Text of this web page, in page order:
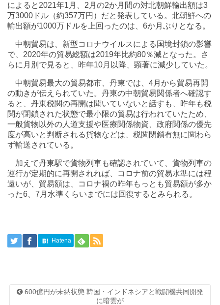
によると2021年1月、2月の2か月間の対北朝鮮輸出額は3
万3000ドル（約357万円）だと発表している。北朝鮮への
輸出額が1000万ドルを上回ったのは、6か月ぶりとなる。
中朝貿易は、新型コロナウイルスによる国境封鎖の影響
で、2020年の貿易総額は2019年比約80％減となった。さ
らに月別で見ると、昨年10月以降、顕著に減少していた。
中朝貿易最大の貿易都市、丹東では、4月から貿易再開
の動きが伝えられていた。丹東の中朝貿易関係者へ確認す
ると、丹東税関の再開は聞いていないと話すも、昨年も税
関が閉鎖された状態で最小限の貿易は行われていたため、
一般貨物以外の人道支援や医療関係物資、政府関係の優先
度が高いと判断される貨物などは、税関閉鎖有無に関わら
ず輸送されている。
加えて丹東駅で貨物列車も確認されていて、貨物列車の
運行が定期的に再開されれば、コロナ前の貿易水準には程
遠いが、貿易額は、コロナ禍の昨年もっとも貿易額が多か
った6、7月水準くらいまでには回復するとみられる。
Hatena
600億円が未納状態 韓国・インドネシアと戦闘機共同開発
に暗雲が